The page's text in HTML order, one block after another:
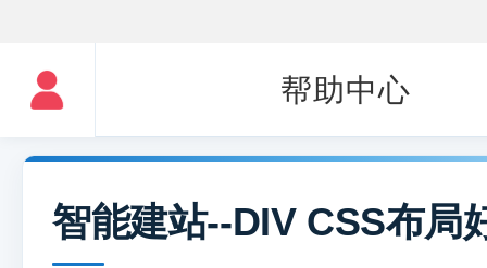
帮助中心
智能建站--DIV CSS布局